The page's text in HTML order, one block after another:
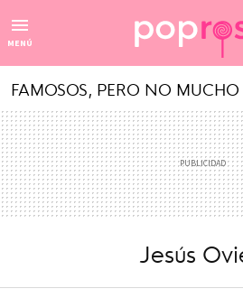
MENÚ
FAMOSOS, PERO NO MUCHO
Jesús